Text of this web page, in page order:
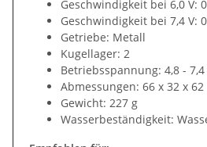
Geschwindigkeit bei 6,0 V:
Geschwindigkeit bei 7,4 V:
Getriebe: Metall
Kugellager: 2
Betriebsspannung: 4,8 - 7,4
Abmessungen: 66 x 32 x 62
Gewicht: 227 g
Wasserbeständigkeit: